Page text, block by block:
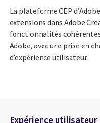
La plateforme CEP
extensions dans Adobe
fonctionnalités
Adobe, avec une prise en
d’expérience utilisateur.
Expérience